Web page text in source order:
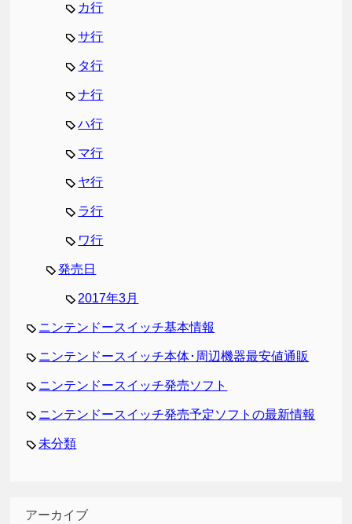
カ行
サ行
タ行
ナ行
ハ行
マ行
ヤ行
ラ行
ワ行
発売日
2017年3月
ニンテンドースイッチ基本情報
ニンテンドースイッチ本体･周辺機器最安値通販
ニンテンドースイッチ発売ソフト
ニンテンドースイッチ発売予定ソフトの最新情報
未分類
アーカイブ